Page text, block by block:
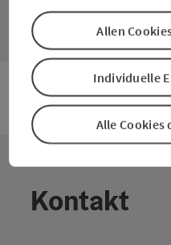
Kontakt
Alle Cookies
Individuelle
Allen